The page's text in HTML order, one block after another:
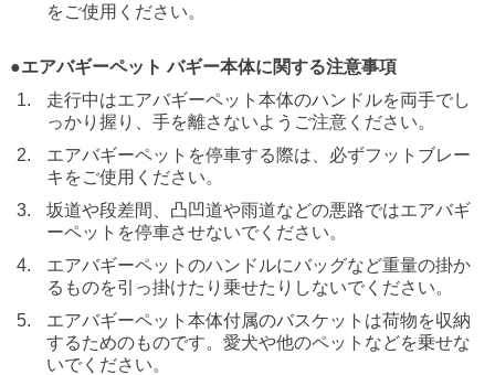
をご使用ください。
●エアバギーペット バギー本体に関する注意事項
走行中はエアバギーペット本体のハンドルを両手でし
っかり握り、手を離さないようご注意ください。
エアバギーペットを停車する際は、必ずフットブレー
キをご使用ください。
坂道や段差間、凸凹道や雨道などの悪路ではエアバギ
ーペットを停車させないでください。
エアバギーペットのハンドルにバッグなど重量の掛か
るものを引っ掛けたり乗せたりしないでください。
エアバギーペット本体付属のバスケットは荷物を収納
するためのものです。愛犬や他のペットなどを乗せな
いでください。